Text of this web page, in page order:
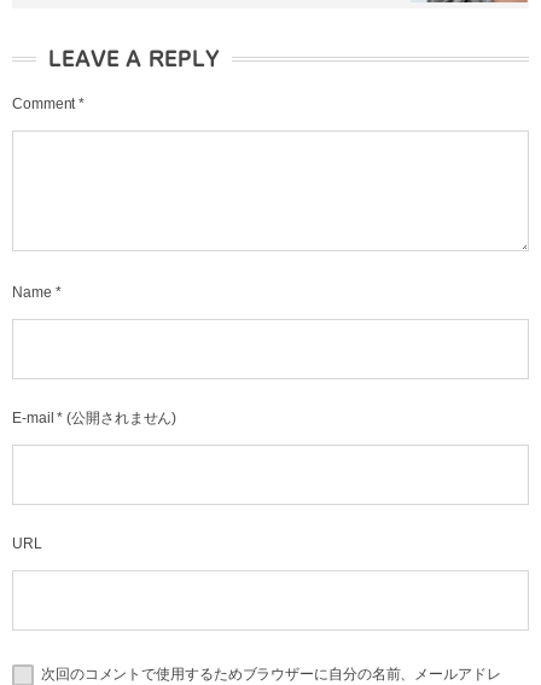
LEAVE A REPLY
Comment *
Name *
E-mail * (公開されません)
URL
次回のコメントで使用するためブラウザーに自分の名前、メールアドレ